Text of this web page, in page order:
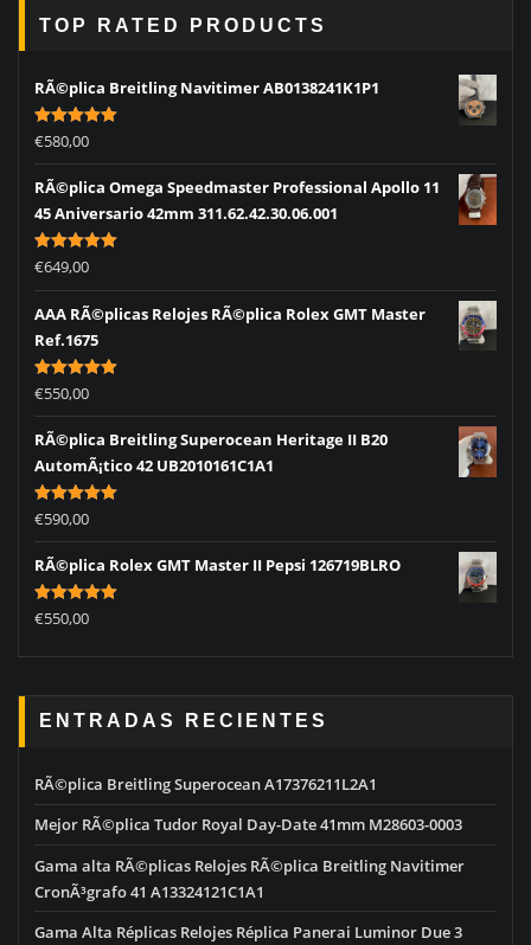
TOP RATED PRODUCTS
RÃ©plica Breitling Navitimer AB0138241K1P1
Rated5.00
out of 5
€580,00
RÃ©plica Omega Speedmaster Professional Apollo 11
45 Aniversario 42mm 311.62.42.30.06.001
Rated5.00
out of 5
€649,00
AAA RÃ©plicas Relojes RÃ©plica Rolex GMT Master
Ref.1675
Rated5.00
out of 5
€550,00
RÃ©plica Breitling Superocean Heritage II B20
AutomÃ¡tico 42 UB2010161C1A1
Rated5.00
out of 5
€590,00
RÃ©plica Rolex GMT Master II Pepsi 126719BLRO
Rated5.00
out of 5
€550,00
ENTRADAS RECIENTES
RÃ©plica Breitling Superocean A17376211L2A1
Mejor RÃ©plica Tudor Royal Day-Date 41mm M28603-0003
Gama alta RÃ©plicas Relojes RÃ©plica Breitling Navitimer
CronÃ³grafo 41 A13324121C1A1
Gama Alta Réplicas Relojes Réplica Panerai Luminor Due 3